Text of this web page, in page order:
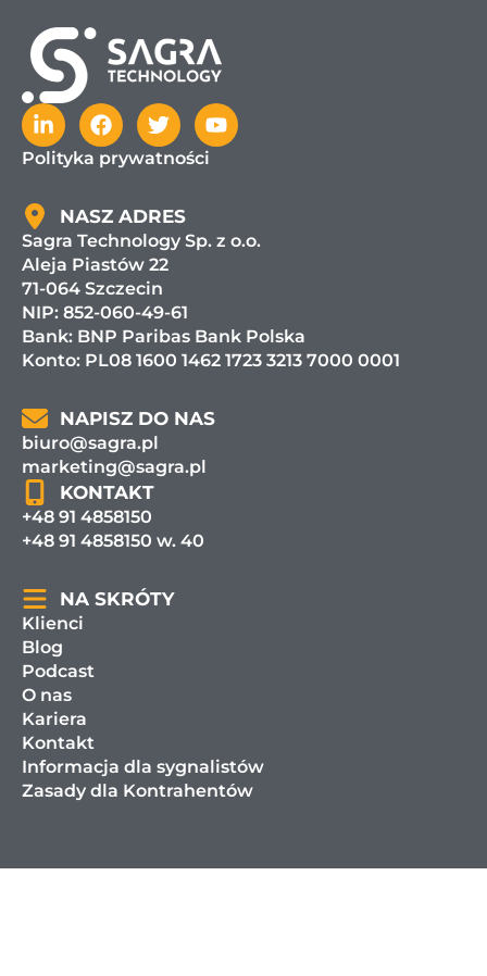
Polityka prywatności
NASZ ADRES
Sagra Technology Sp. z o.o.
Aleja Piastów 22
71-064 Szczecin
NIP: 852-060-49-61
Bank: BNP Paribas Bank Polska
Konto: PL08 1600 1462 1723 3213 7000 0001
NAPISZ DO NAS
biuro@sagra.pl
marketing@sagra.pl
KONTAKT
+48 91 4858150
+48 91 4858150 w. 40
NA SKRÓTY
Klienci
Blog
Podcast
O nas
Kariera
Kontakt
Informacja dla sygnalistów
Zasady dla Kontrahentów